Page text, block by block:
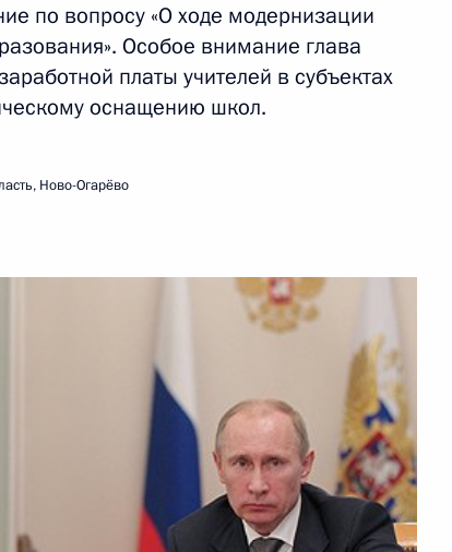
следующие материалы
по расследованию причин
по вопросу «О ходе модернизации
Особое внимание глава
платы учителей в субъектах
оснащению школ.
Ново-Огарёво